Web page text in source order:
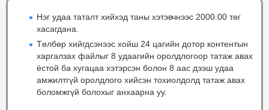
Нэг удаа таталт хийхэд таны хэтэвчнээс 2000.00 төг
хасагдана.
Төлбөр хийгдсэнээс хойш 24 цагийн дотор контентын
харгалзах файлыг 8 удаагийн оролдлогоор татаж авах
ёстой ба хугацаа хэтэрсэн болон 8 аас дээш удаа
амжилтгүй оролдлого хийсэн тохиолдолд татаж авах
боломжгүй болохыг анхаарна уу.